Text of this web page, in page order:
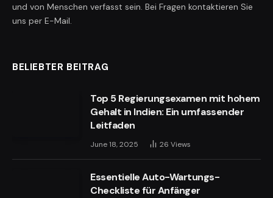
und von Menschen verfasst sein. Bei Fragen kontaktieren Sie
uns per E-Mail.
BELIEBTER BEITRAG
Top 5 Regierungsexamen mit hohem
Gehalt in Indien: Ein umfassender
Leitfaden
June 18, 2025 26 Views
Essentielle Auto-Wartungs-
Checkliste für Anfänger